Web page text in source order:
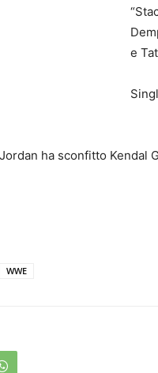
e
ha sconfitto Kendal
WWE